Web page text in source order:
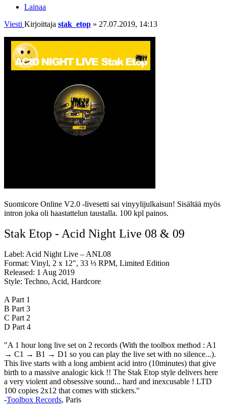
Lainaa
Viesti Kirjoittaja stak_etop » 27.07.2019, 14:13
Suomicore Online V2.0 -livesetti sai vinyylijulkaisun! Sisältää myös
intron joka oli haastattelun taustalla. 100 kpl painos.
Stak Etop - Acid Night Live 08 & 09
Label: Acid Night Live – ANL08
Format: Vinyl, 2 x 12", 33 ⅓ RPM, Limited Edition
Released: 1 Aug 2019
Style: Techno, Acid, Hardcore
A Part 1
B Part 3
C Part 2
D Part 4
"A 1 hour long live set on 2 records (With the toolbox method : A1
→ C1 → B1 → D1 so you can play the live set with no silence...).
This live starts with a long ambient acid intro (10minutes) that give
birth to a massive analogic kick !! The Stak Etop style delivers here
a very violent and obsessive sound... hard and inexcusable ! LTD
100 copies 2x12 that comes with stickers."
-Toolbox Records, Paris